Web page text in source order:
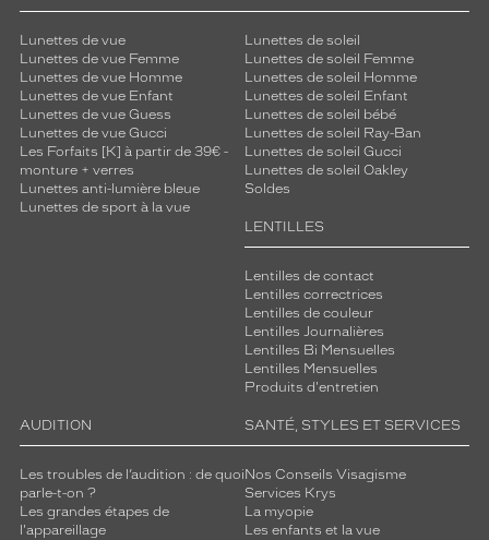
Lunettes de vue
Lunettes de vue Femme
Lunettes de vue Homme
Lunettes de vue Enfant
Lunettes de vue Guess
Lunettes de vue Gucci
Les Forfaits [K] à partir de 39€ -
monture + verres
Lunettes anti-lumière bleue
Lunettes de sport à la vue
Lunettes de soleil
Lunettes de soleil Femme
Lunettes de soleil Homme
Lunettes de soleil Enfant
Lunettes de soleil bébé
Lunettes de soleil Ray-Ban
Lunettes de soleil Gucci
Lunettes de soleil Oakley
Soldes
LENTILLES
Lentilles de contact
Lentilles correctrices
Lentilles de couleur
Lentilles Journalières
Lentilles Bi Mensuelles
Lentilles Mensuelles
Produits d'entretien
AUDITION
Les troubles de l’audition : de quoi
parle-t-on ?
Les grandes étapes de
l'appareillage
SANTÉ, STYLES ET SERVICES
Nos Conseils Visagisme
Services Krys
La myopie
Les enfants et la vue